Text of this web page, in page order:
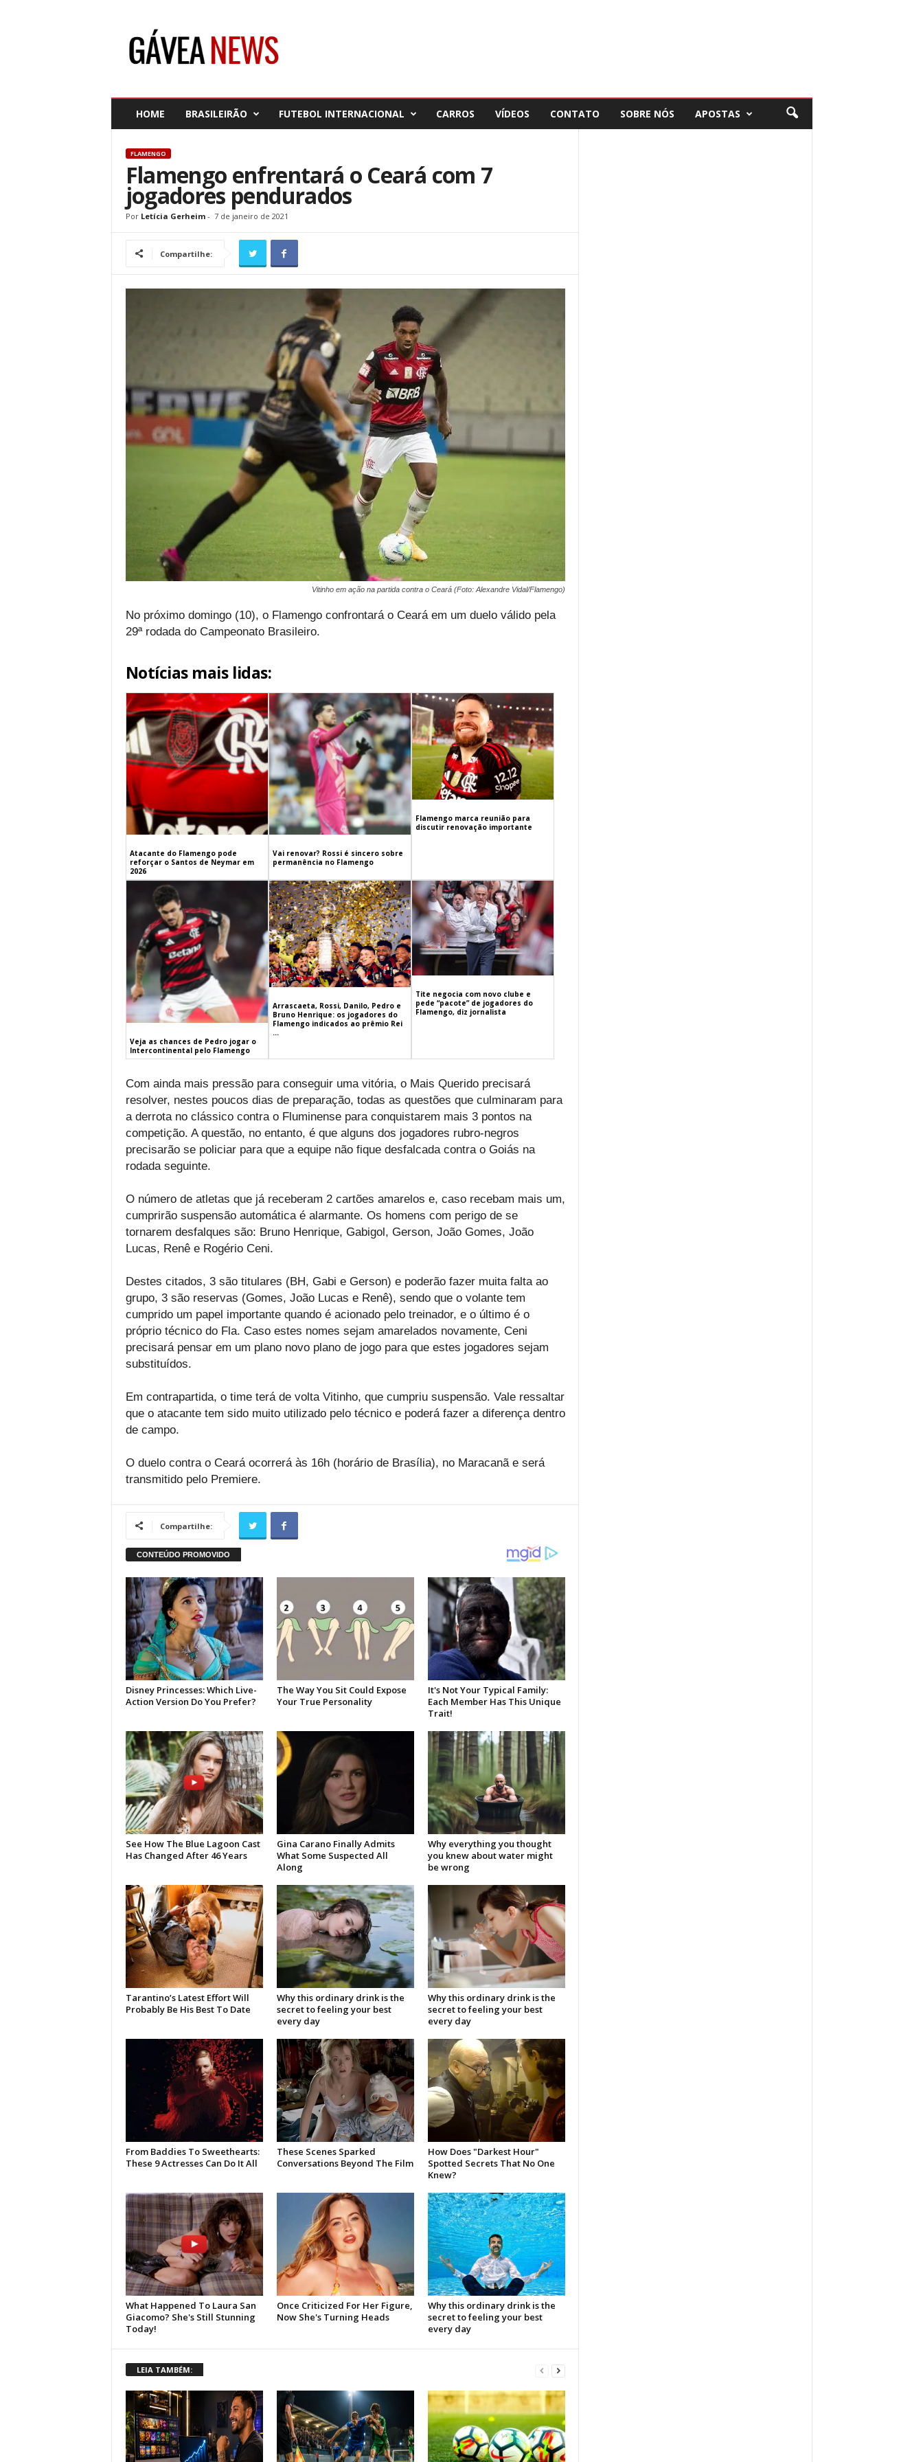
HOME BRASILEIRÃO FUTEBOL INTERNACIONAL CARROS VÍDEOS CONTATO SOBRE NÓS APOSTAS
FLAMENGO
Flamengo enfrentará o Ceará com 7
jogadores pendurados
Por Letícia Gerheim- 7 de janeiro de 2021
Compartilhe:
Vitinho em ação na partida contra o Ceará (Foto: Alexandre Vidal/Flamengo)
No próximo domingo (10), o Flamengo confrontará o Ceará em um duelo válido pela
29ª rodada do Campeonato Brasileiro.
Notícias mais lidas:
Atacante do Flamengo pode
reforçar o Santos de Neymar em
2026
Vai renovar? Rossi é sincero sobre
permanência no Flamengo
Flamengo marca reunião para
discutir renovação importante
Veja as chances de Pedro jogar o
Intercontinental pelo Flamengo
Arrascaeta, Rossi, Danilo, Pedro e
Bruno Henrique: os jogadores do
Flamengo indicados ao prêmio Rei
...
Tite negocia com novo clube e
pede “pacote” de jogadores do
Flamengo, diz jornalista
Com ainda mais pressão para conseguir uma vitória, o Mais Querido precisará
resolver, nestes poucos dias de preparação, todas as questões que culminaram para
a derrota no clássico contra o Fluminense para conquistarem mais 3 pontos na
competição. A questão, no entanto, é que alguns dos jogadores rubro-negros
precisarão se policiar para que a equipe não fique desfalcada contra o Goiás na
rodada seguinte.
O número de atletas que já receberam 2 cartões amarelos e, caso recebam mais um,
cumprirão suspensão automática é alarmante. Os homens com perigo de se
tornarem desfalques são: Bruno Henrique, Gabigol, Gerson, João Gomes, João
Lucas, Renê e Rogério Ceni.
Destes citados, 3 são titulares (BH, Gabi e Gerson) e poderão fazer muita falta ao
grupo, 3 são reservas (Gomes, João Lucas e Renê), sendo que o volante tem
cumprido um papel importante quando é acionado pelo treinador, e o último é o
próprio técnico do Fla. Caso estes nomes sejam amarelados novamente, Ceni
precisará pensar em um plano novo plano de jogo para que estes jogadores sejam
substituídos.
Em contrapartida, o time terá de volta Vitinho, que cumpriu suspensão. Vale ressaltar
que o atacante tem sido muito utilizado pelo técnico e poderá fazer a diferença dentro
de campo.
O duelo contra o Ceará ocorrerá às 16h (horário de Brasília), no Maracanã e será
transmitido pelo Premiere.
Compartilhe:
LEIA TAMBÉM: